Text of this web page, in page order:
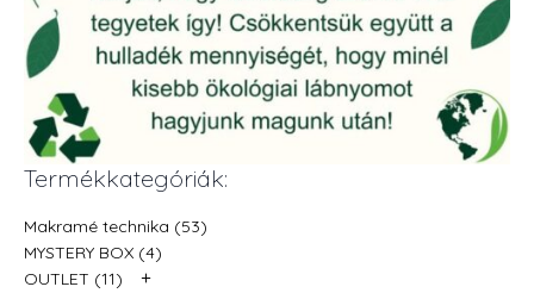
Termékkategóriák:
Makramé technika (53)
MYSTERY BOX (4)
OUTLET (11)
+